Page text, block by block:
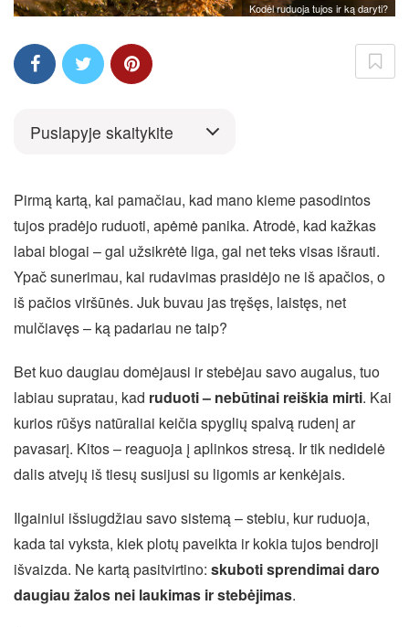
Kodėl ruduoja tujos ir ką daryti?
Puslapyje skaitykite
Pirmą kartą, kai pamačiau, kad mano kieme pasodintos
tujos pradėjo ruduoti, apėmė panika. Atrodė, kad kažkas
labai blogai – gal užsikrėtė liga, gal net teks visas išrauti.
Ypač sunerimau, kai rudavimas prasidėjo ne iš apačios, o
iš pačios viršūnės. Juk buvau jas tręšęs, laistęs, net
mulčiavęs – ką padariau ne taip?
Bet kuo daugiau domėjausi ir stebėjau savo augalus, tuo
labiau supratau, kad ruduoti – nebūtinai reiškia mirti. Kai
kurios rūšys natūraliai keičia spyglių spalvą rudenį ar
pavasarį. Kitos – reaguoja į aplinkos stresą. Ir tik nedidelė
dalis atvejų iš tiesų susijusi su ligomis ar kenkėjais.
Ilgainiui išsiugdžiau savo sistemą – stebiu, kur ruduoja,
kada tai vyksta, kiek plotų paveikta ir kokia tujos bendroji
išvaizda. Ne kartą pasitvirtino: skuboti sprendimai daro
daugiau žalos nei laukimas ir stebėjimas.